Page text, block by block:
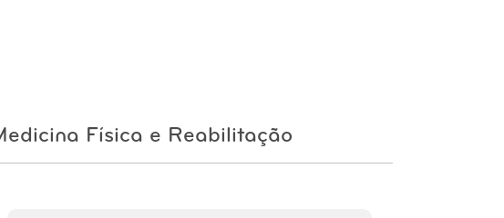
Física e Reabilitação